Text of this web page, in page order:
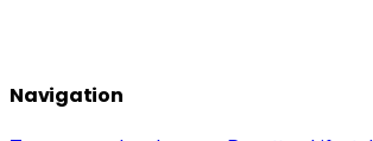
Navigation